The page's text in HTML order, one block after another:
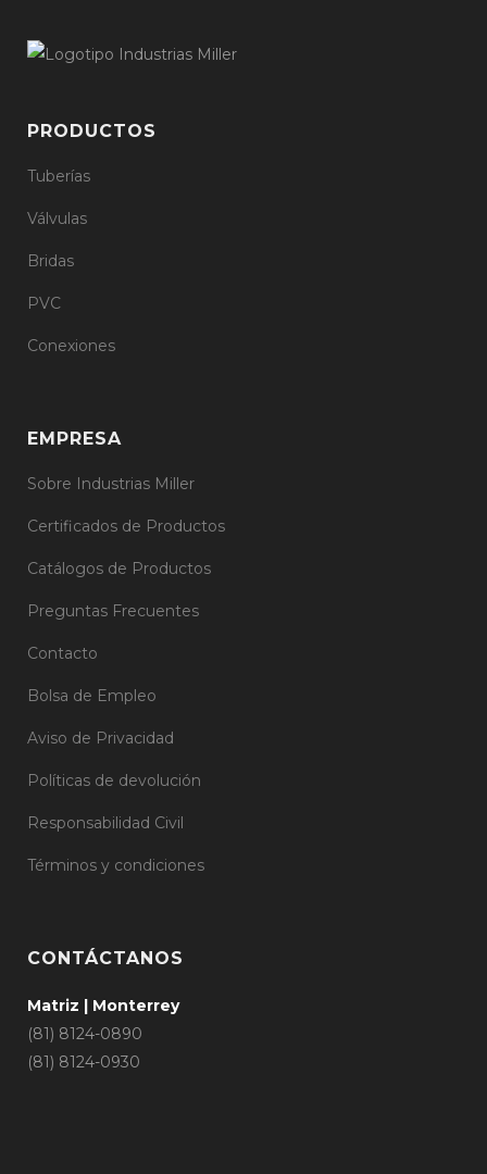
PRODUCTOS
Tuberías
Válvulas
Bridas
PVC
Conexiones
EMPRESA
Sobre Industrias Miller
Certificados de Productos
Catálogos de Productos
Preguntas Frecuentes
Contacto
Bolsa de Empleo
Aviso de Privacidad
Políticas de devolución
Responsabilidad Civil
Términos y condiciones
CONTÁCTANOS
Matriz | Monterrey
(81) 8124-0890
(81) 8124-0930